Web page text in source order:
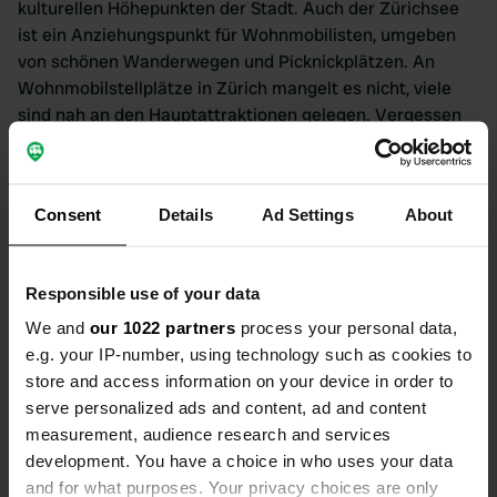
Consent Details Ad Settings About
Responsible use of your data
We and our 1022 partners process your personal data,
e.g. your IP-number, using technology such as cookies to
store and access information on your device in order to
serve personalized ads and content, ad and content
measurement, audience research and services
development. You have a choice in who uses your data
and for what purposes. Your privacy choices are only
kulturellen Höhepunkten der Stadt. Auch der Zürichsee
ist ein Anziehungspunkt für Wohnmobilisten, umgeben
von schönen Wanderwegen und Picknickplätzen. An
Wohnmobilstellplätze in Zürich mangelt es nicht, viele
sind nah an den Hauptattraktionen gelegen. Vergessen
Sie nicht, einen Abstecher zum Uetliberg zu machen,
Zürichs Hausberg, der einen atemberaubenden Blick auf
Erkundungstouren Sie hinbringen, Zürich ist eine Stadt,
die Wohnmobilfahrern viel zu bieten hat.
Natur in Zürich
Für Sie als Wohnmobilfahrer bietet die Stadt Zürich eine
atemberaubende Naturkulisse. Die vielen grünen Parks
und die Nähe zum Zürichsee machen die Stadt zu einem
perfekten Ort, um die Natur genießen zu können. Im
Hinblick auf Wohnmobilstellplätze in Zürich lässt die
Stadt keinen Wunsch offen. Egal ob im Herzen der Stadt